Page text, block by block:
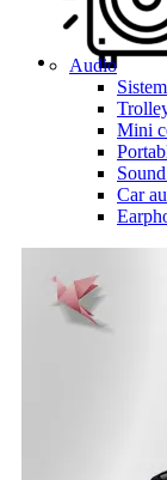
Audio
Mini
Car